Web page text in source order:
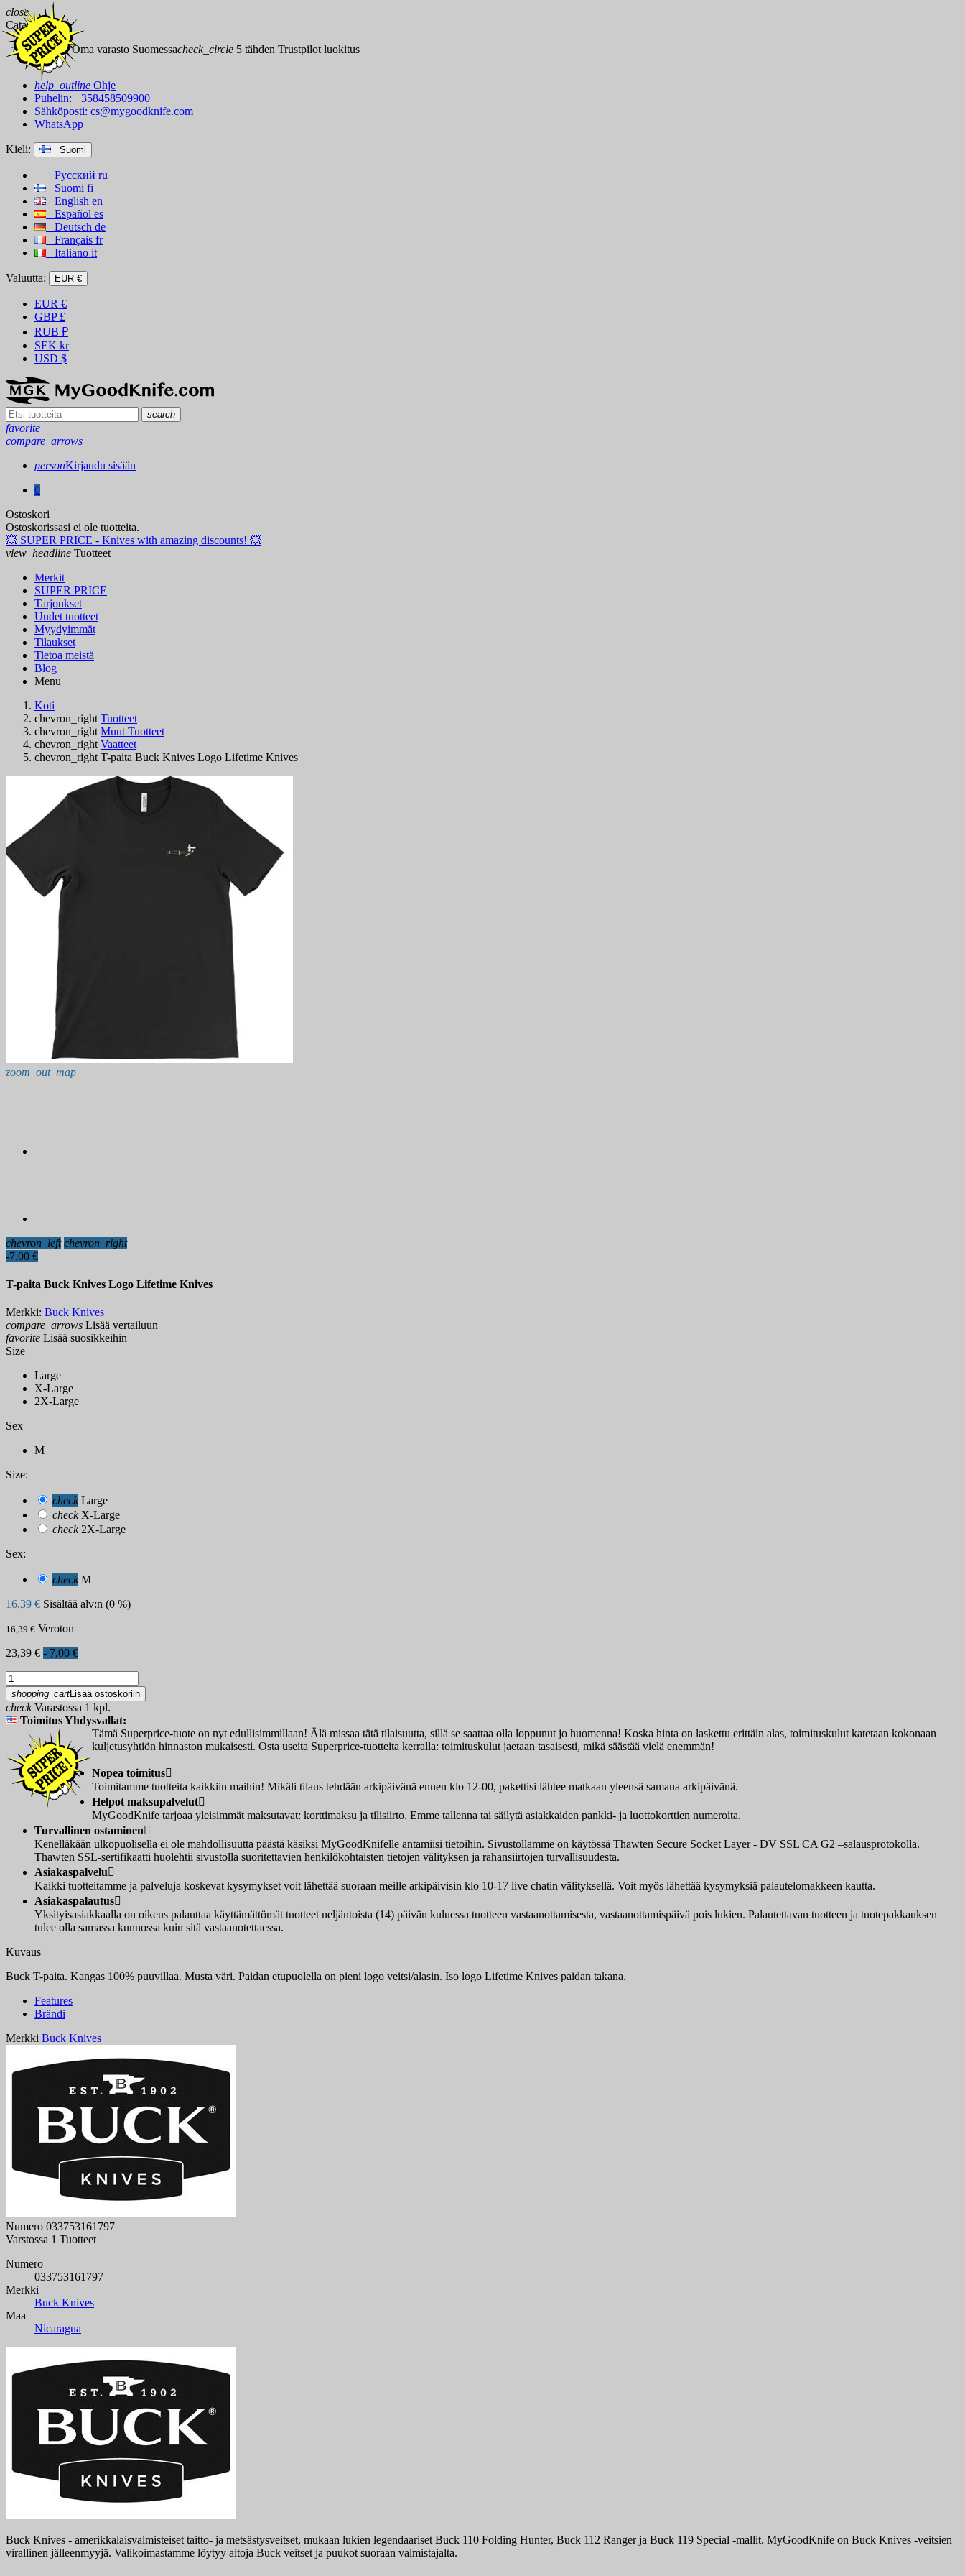
close
Catalog
check_circleOma varasto Suomessacheck_circle 5 tähden Trustpilot luokitus
help_outline Ohje
Puhelin: +358458509900
Sähköposti: cs@mygoodknife.com
WhatsApp
Kieli: Suomi
Русский ru
Suomi fi
English en
Español es
Deutsch de
Français fr
Italiano it
Valuutta: EUR €
EUR €
GBP £
RUB ₽
SEK kr
USD $
search
favorite
compare_arrows
personKirjaudu sisään
0
Ostoskori
Ostoskorissasi ei ole tuotteita.
💥 SUPER PRICE - Knives with amazing discounts! 💥
view_headline Tuotteet
Merkit
SUPER PRICE
Tarjoukset
Uudet tuotteet
Myydyimmät
Tilaukset
Tietoa meistä
Blog
Menu
Koti
chevron_right Tuotteet
chevron_right Muut Tuotteet
chevron_right Vaatteet
chevron_right T-paita Buck Knives Logo Lifetime Knives
zoom_out_map
chevron_left chevron_right
-7,00 €
T-paita Buck Knives Logo Lifetime Knives
Merkki: Buck Knives
compare_arrows Lisää vertailuun
favorite Lisää suosikkeihin
Size
Large
X-Large
2X-Large
Sex
M
Size:
check Large
check X-Large
check 2X-Large
Sex:
check M
16,39 € Sisältää alv:n (0 %)
16,39 € Veroton
23,39 € - 7,00 €
shopping_cartLisää ostoskoriin
checkVarastossa 1 kpl.
Toimitus Yhdysvallat:
Tämä Superprice-tuote on nyt edullisimmillaan! Älä missaa tätä tilaisuutta, sillä se saattaa olla loppunut jo huomenna! Koska hinta on laskettu erittäin alas, toimituskulut katetaan kokonaan
kuljetusyhtiön hinnaston mukaisesti. Osta useita Superprice-tuotteita kerralla: toimituskulut jaetaan tasaisesti, mikä säästää vielä enemmän!
Nopea toimitus
Toimitamme tuotteita kaikkiin maihin! Mikäli tilaus tehdään arkipäivänä ennen klo 12-00, pakettisi lähtee matkaan yleensä samana arkipäivänä.
Helpot maksupalvelut
MyGoodKnife tarjoaa yleisimmät maksutavat: korttimaksu ja tilisiirto. Emme tallenna tai säilytä asiakkaiden pankki- ja luottokorttien numeroita.
Turvallinen ostaminen
Kenelläkään ulkopuolisella ei ole mahdollisuutta päästä käsiksi MyGoodKnifelle antamiisi tietoihin. Sivustollamme on käytössä Thawten Secure Socket Layer - DV SSL CA G2 –salausprotokolla.
Thawten SSL-sertifikaatti huolehtii sivustolla suoritettavien henkilökohtaisten tietojen välityksen ja rahansiirtojen turvallisuudesta.
Asiakaspalvelu
Kaikki tuotteitamme ja palveluja koskevat kysymykset voit lähettää suoraan meille arkipäivisin klo 10-17 live chatin välityksellä. Voit myös lähettää kysymyksiä palautelomakkeen kautta.
Asiakaspalautus
Yksityisasiakkaalla on oikeus palauttaa käyttämättömät tuotteet neljäntoista (14) päivän kuluessa tuotteen vastaanottamisesta, vastaanottamispäivä pois lukien. Palautettavan tuotteen ja tuotepakkauksen
tulee olla samassa kunnossa kuin sitä vastaanotettaessa.
Kuvaus
Buck T-paita. Kangas 100% puuvillaa. Musta väri. Paidan etupuolella on pieni logo veitsi/alasin. Iso logo Lifetime Knives paidan takana.
Features
Brändi
Merkki Buck Knives
Numero 033753161797
Varstossa 1 Tuotteet
Numero
033753161797
Merkki
Buck Knives
Maa
Nicaragua
Buck Knives - amerikkalaisvalmisteiset taitto- ja metsästysveitset, mukaan lukien legendaariset Buck 110 Folding Hunter, Buck 112 Ranger ja Buck 119 Special -mallit. MyGoodKnife on Buck Knives -veitsien
virallinen jälleenmyyjä. Valikoimastamme löytyy aitoja Buck veitset ja puukot suoraan valmistajalta.